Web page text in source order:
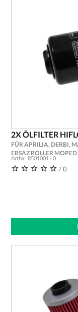
2X ÖLFILTER
FÜR APRILIA, DERBI,
ERSAZ ROLLER MOPED
ArtNr.: 8501001 - 0
/ 0